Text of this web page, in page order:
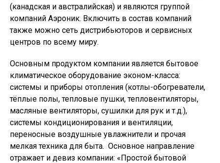
(канадская и австралийская) и являются группой
компаний Аэроник. Включить в состав компаний
также можно сеть дистрибьюторов и сервисных
центров по всему миру.
Основным продуктом компании является бытовое
климатическое оборудование эконом-класса:
системы и приборы отопления (котлы-обогреватели,
тёплые полы, тепловые пушки, тепловентиляторы,
масляные вентиляторы, сушилки для рук и т.д.),
системы кондиционирования и вентиляции,
переносные воздушные увлажнители и прочая
мелкая техника для быта. Основное направление
отражает и девиз компании: «Простой бытовой